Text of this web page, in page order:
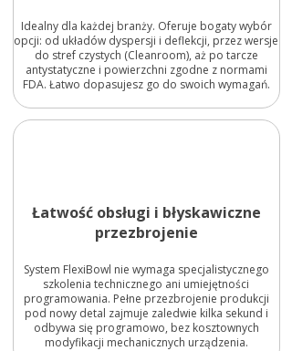
Idealny dla każdej branży. Oferuje bogaty wybór
opcji: od układów dyspersji i deflekcji, przez wersje
do stref czystych (Cleanroom), aż po tarcze
antystatyczne i powierzchni zgodne z normami
FDA. Łatwo dopasujesz go do swoich wymagań.
Łatwość obsługi i błyskawiczne
przezbrojenie
System FlexiBowl nie wymaga specjalistycznego
szkolenia technicznego ani umiejętności
programowania. Pełne przezbrojenie produkcji
pod nowy detal zajmuje zaledwie kilka sekund i
odbywa się programowo, bez kosztownych
modyfikacji mechanicznych urządzenia.